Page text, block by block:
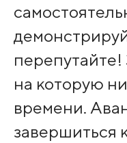
на которую
времени.
завершиться